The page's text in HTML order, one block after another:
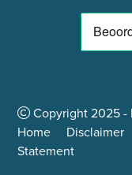
Copyright2025-
Home
Disclaimer
Statement